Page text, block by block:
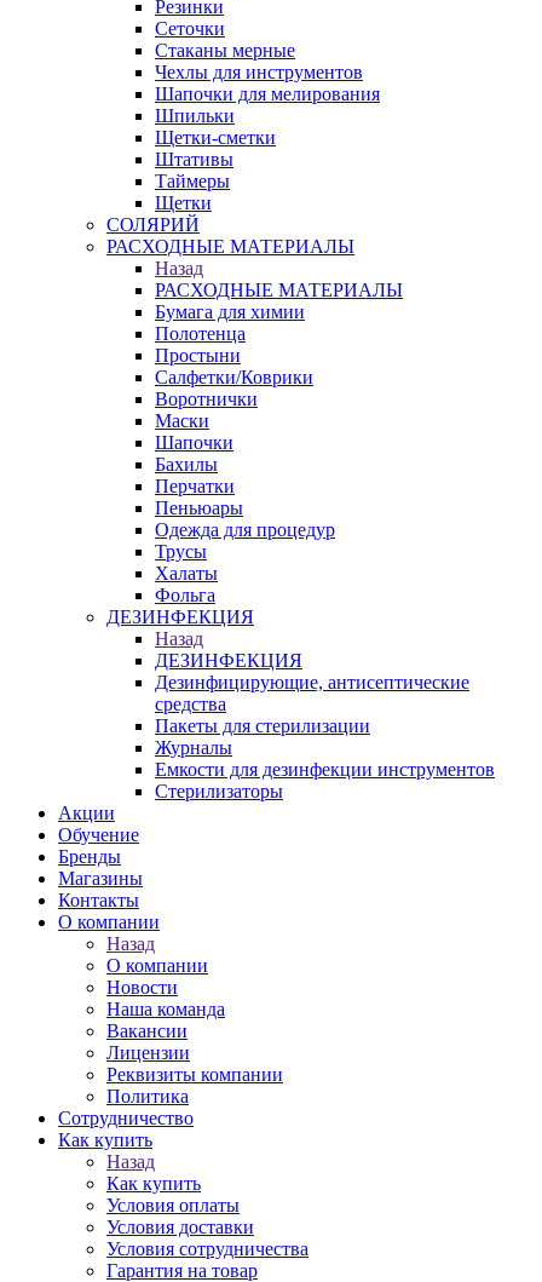
Резинки
Сеточки
Стаканы мерные
Чехлы для инструментов
Шапочки для мелирования
Шпильки
Щетки-сметки
Штативы
Таймеры
Щетки
СОЛЯРИЙ
РАСХОДНЫЕ МАТЕРИАЛЫ
Назад
РАСХОДНЫЕ МАТЕРИАЛЫ
Бумага для химии
Полотенца
Простыни
Салфетки/Коврики
Воротнички
Маски
Шапочки
Бахилы
Перчатки
Пеньюары
Одежда для процедур
Трусы
Халаты
Фольга
ДЕЗИНФЕКЦИЯ
Назад
ДЕЗИНФЕКЦИЯ
Дезинфицирующие, антисептические
средства
Пакеты для стерилизации
Журналы
Емкости для дезинфекции инструментов
Стерилизаторы
Акции
Обучение
Бренды
Магазины
Контакты
О компании
Назад
О компании
Новости
Наша команда
Вакансии
Лицензии
Реквизиты компании
Политика
Сотрудничество
Как купить
Назад
Как купить
Условия оплаты
Условия доставки
Условия сотрудничества
Гарантия на товар